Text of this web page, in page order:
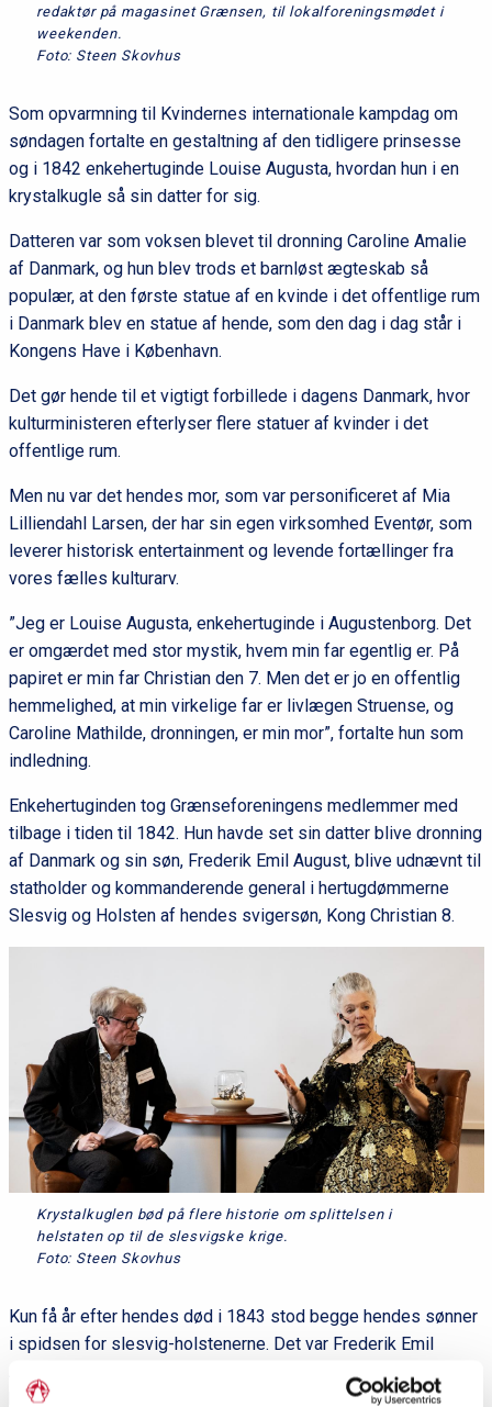
redaktør på magasinet Grænsen, til lokalforeningsmødet i
weekenden.
Foto: Steen Skovhus
Som opvarmning til Kvindernes internationale kampdag om
søndagen fortalte en gestaltning af den tidligere prinsesse
og i 1842 enkehertuginde Louise Augusta, hvordan hun i en
krystalkugle så sin datter for sig.
Datteren var som voksen blevet til dronning Caroline Amalie
af Danmark, og hun blev trods et barnløst ægteskab så
populær, at den første statue af en kvinde i det offentlige rum
i Danmark blev en statue af hende, som den dag i dag står i
Kongens Have i København.
Det gør hende til et vigtigt forbillede i dagens Danmark, hvor
kulturministeren efterlyser flere statuer af kvinder i det
offentlige rum.
Men nu var det hendes mor, som var personificeret af Mia
Lilliendahl Larsen, der har sin egen virksomhed Eventør, som
leverer historisk entertainment og levende fortællinger fra
vores fælles kulturarv.
”Jeg er Louise Augusta, enkehertuginde i Augustenborg. Det
er omgærdet med stor mystik, hvem min far egentlig er. På
papiret er min far Christian den 7. Men det er jo en offentlig
hemmelighed, at min virkelige far er livlægen Struense, og
Caroline Mathilde, dronningen, er min mor”, fortalte hun som
indledning.
Enkehertuginden tog Grænseforeningens medlemmer med
tilbage i tiden til 1842. Hun havde set sin datter blive dronning
af Danmark og sin søn, Frederik Emil August, blive udnævnt til
statholder og kommanderende general i hertugdømmerne
Slesvig og Holsten af hendes svigersøn, Kong Christian 8.
Krystalkuglen bød på flere historie om splittelsen i
helstaten op til de slesvigske krige.
Foto: Steen Skovhus
Kun få år efter hendes død i 1843 stod begge hendes sønner
i spidsen for slesvig-holstenerne. Det var Frederik Emil
blevet hertug af Augustenborg. De var med til at starte det